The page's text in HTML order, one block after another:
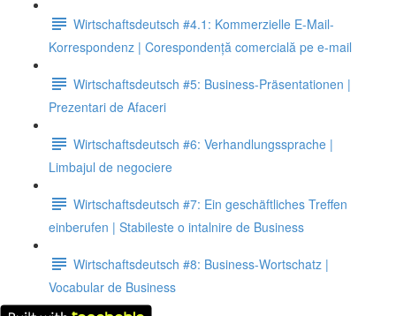
Wirtschaftsdeutsch #4.1: Kommerzielle E-Mail-
Korrespondenz | Corespondență comercială pe e-mail
Wirtschaftsdeutsch #5: Business-Präsentationen |
Prezentari de Afaceri
Wirtschaftsdeutsch #6: Verhandlungssprache |
Limbajul de negociere
Wirtschaftsdeutsch #7: Ein geschäftliches Treffen
einberufen | Stabileste o intalnire de Business
Wirtschaftsdeutsch #8: Business-Wortschatz |
Vocabular de Business